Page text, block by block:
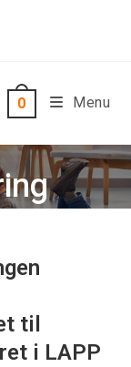
0 Menu
til
i LAPP